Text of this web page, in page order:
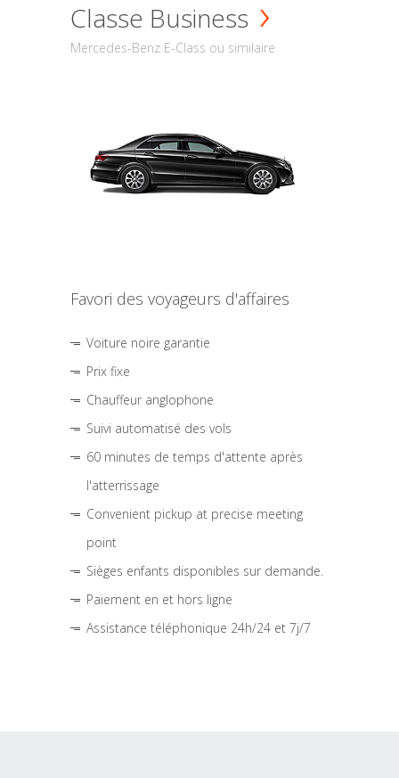
Classe Business
Mercedes-Benz E-Class ou similaire
Favori des voyageurs d'affaires
Voiture noire garantie
Prix fixe
Chauffeur anglophone
Suivi automatisé des vols
60 minutes de temps d'attente après
l'atterrissage
Convenient pickup at precise meeting
point
Sièges enfants disponibles sur demande.
Paiement en et hors ligne
Assistance téléphonique 24h/24 et 7j/7